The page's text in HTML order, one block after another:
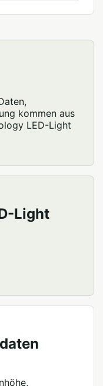
kommen aus
LED-Light
Light